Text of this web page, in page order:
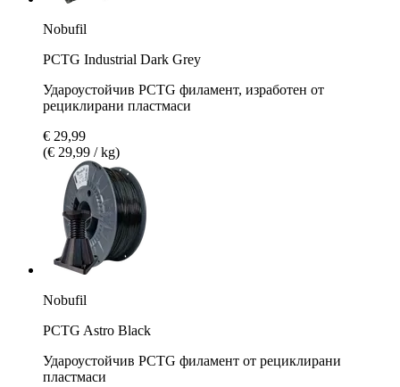
Nobufil
PCTG Industrial Dark Grey
Удароустойчив PCTG филамент, изработен от
рециклирани пластмаси
€ 29,99
(€ 29,99 / kg)
Nobufil
PCTG Astro Black
Удароустойчив PCTG филамент от рециклирани
пластмаси